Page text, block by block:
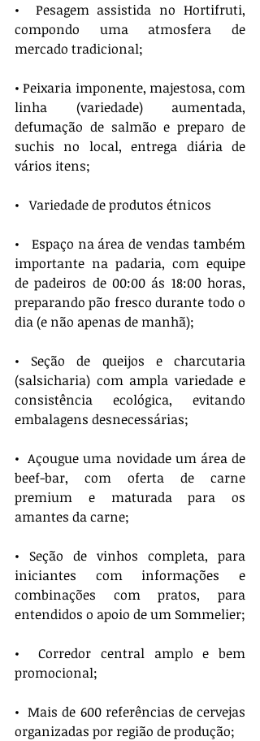
•  Pesagem assistida no Hortifruti,
compondo uma atmosfera de
mercado tradicional;
• Peixaria imponente, majestosa, com
linha (variedade) aumentada,
defumação de salmão e preparo de
suchis no local, entrega diária de
vários itens;
•   Variedade de produtos étnicos
•   Espaço na área de vendas também
importante na padaria, com equipe
de padeiros de 00:00 ás 18:00 horas,
preparando pão fresco durante todo o
dia (e não apenas de manhã);
• Seção de queijos e charcutaria
(salsicharia) com ampla variedade e
consistência ecológica, evitando
embalagens desnecessárias;
•  Açougue uma novidade um área de
beef-bar, com oferta de carne
premium e maturada para os
amantes da carne;
• Seção de vinhos completa, para
iniciantes com informações e
combinações com pratos, para
entendidos o apoio de um Sommelier;
•  Corredor central amplo e bem
promocional;
•  Mais de 600 referências de cervejas
organizadas por região de produção;